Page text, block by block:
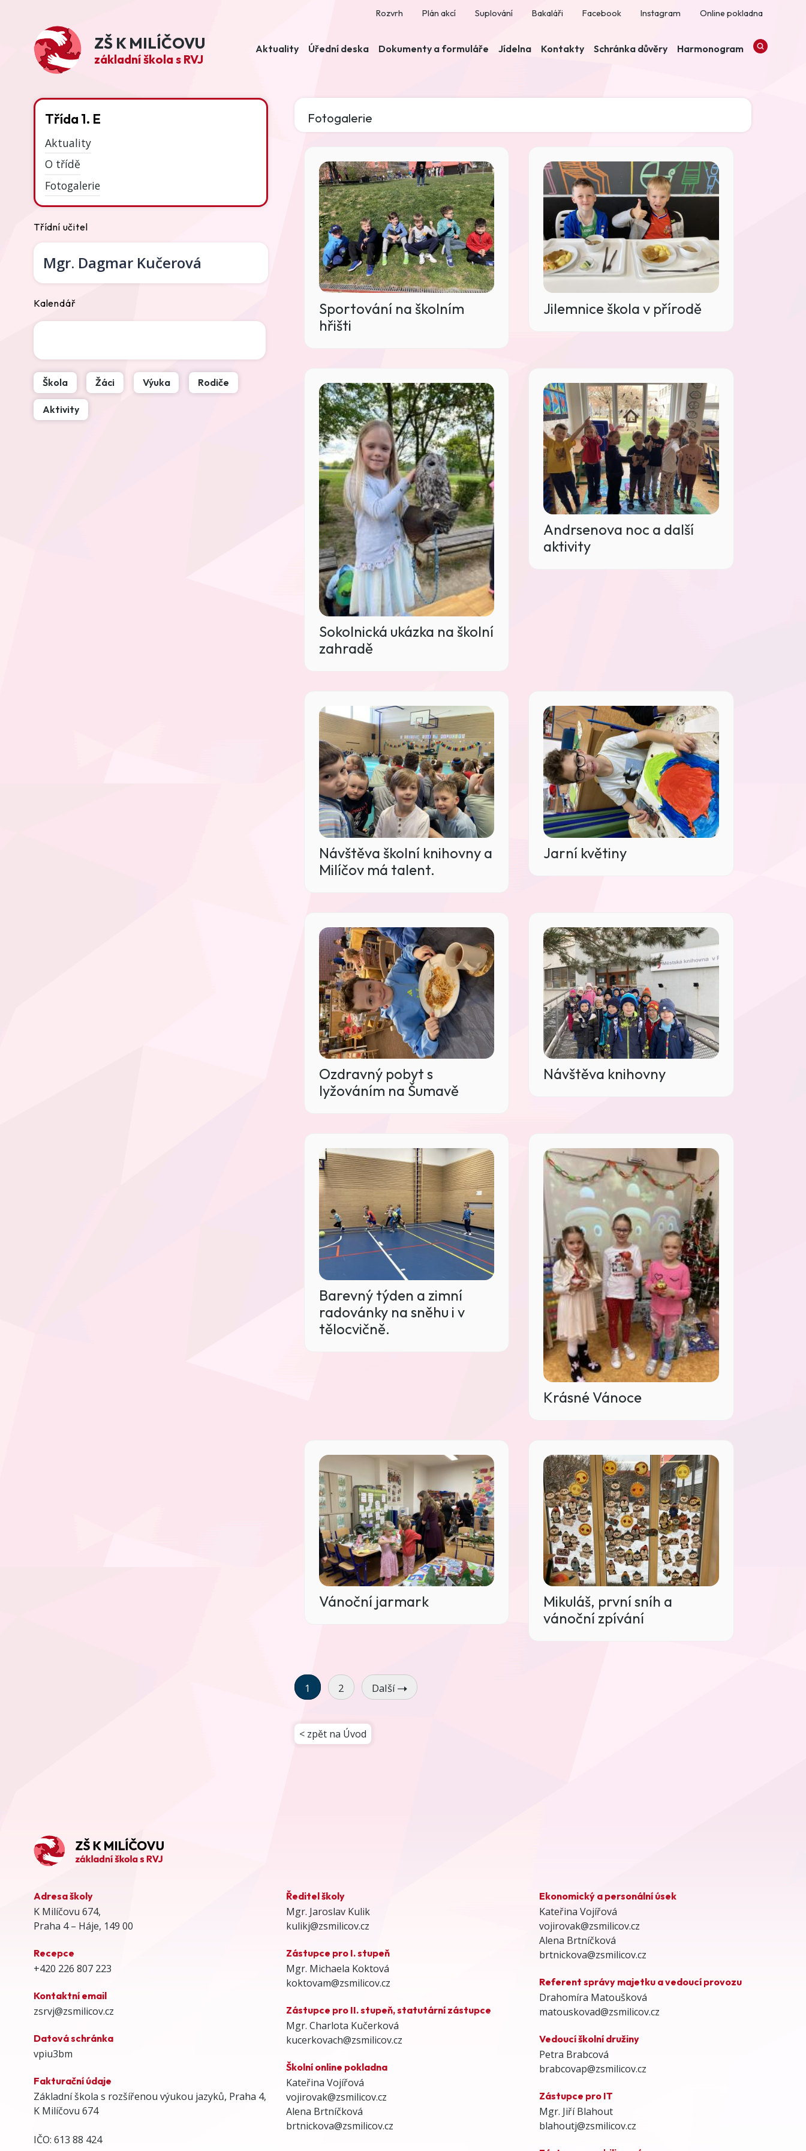
ZŠ K MILÍČOVU
základní škola s RVJ
Rozvrh Plán akcí Suplování Bakaláři Facebook Instagram Online pokladna
Aktuality Úřední deska Dokumenty a formuláře Jídelna Kontakty Schránka důvěry Harmonogram
Třída 1. E
Aktuality
O třídě
Fotogalerie
Třídní učitel
Mgr. Dagmar Kučerová
Kalendář
Škola Žáci Výuka Rodiče
Aktivity
Fotogalerie
Sportování na školním
hřišti
Jilemnice škola v přírodě
Sokolnická ukázka na školní
zahradě
Andrsenova noc a další
aktivity
Návštěva školní knihovny a
Milíčov má talent.
Jarní květiny
Ozdravný pobyt s
lyžováním na Šumavě
Návštěva knihovny
Barevný týden a zimní
radovánky na sněhu i v
tělocvičně.
Krásné Vánoce
Vánoční jarmark
Mikuláš, první sníh a
vánoční zpívání
1 2 Další
< zpět na Úvod
Adresa školy
K Milíčovu 674,
Praha 4 – Háje, 149 00
Recepce
+420 226 807 223
Kontaktní email
zsrvj@zsmilicov.cz
Datová schránka
vpiu3bm
Fakturační údaje
Základní škola s rozšířenou výukou jazyků, Praha 4,
K Milíčovu 674
IČO: 613 88 424
Ředitel školy
Mgr. Jaroslav Kulik
kulikj@zsmilicov.cz
Zástupce pro I. stupeň
Mgr. Michaela Koktová
koktovam@zsmilicov.cz
Zástupce pro II. stupeň, statutární zástupce
Mgr. Charlota Kučerková
kucerkovach@zsmilicov.cz
Školní online pokladna
Kateřina Vojířová
vojirovak@zsmilicov.cz
Alena Brtníčková
brtnickova@zsmilicov.cz
Ekonomický a personální úsek
Kateřina Vojířová
vojirovak@zsmilicov.cz
Alena Brtníčková
brtnickova@zsmilicov.cz
Referent správy majetku a vedoucí provozu
Drahomíra Matoušková
matouskovad@zsmilicov.cz
Vedoucí školní družiny
Petra Brabcová
brabcovap@zsmilicov.cz
Zástupce pro IT
Mgr. Jiří Blahout
blahoutj@zsmilicov.cz